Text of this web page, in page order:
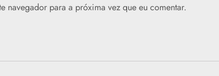
navegador para a próxima vez que eu comentar.